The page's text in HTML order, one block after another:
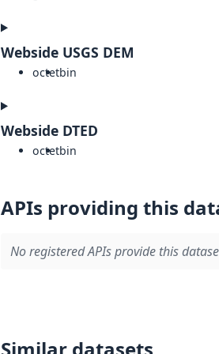
Webside USGS DEM
octetbin
Webside DTED
octetbin
APIs providing this
No registered APIs provide this
Similar datasets